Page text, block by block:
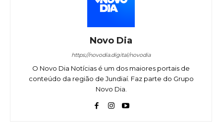
Novo Dia
https://novodia.digital/novodia
O Novo Dia Notícias é um dos maiores portais de
conteúdo da região de Jundiaí. Faz parte do Grupo
Novo Dia.